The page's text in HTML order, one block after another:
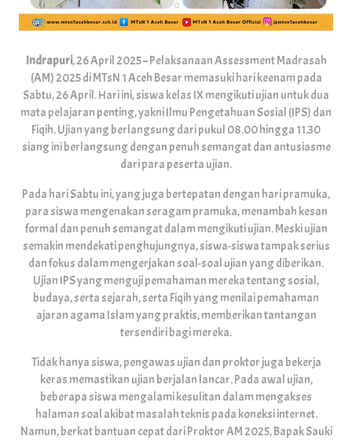
Indrapuri, 26 April 2025 – Pelaksanaan Assessment Madrasah
(AM) 2025 di MTsN 1 Aceh Besar memasuki hari keenam pada
Sabtu, 26 April. Hari ini, siswa kelas IX mengikuti ujian untuk dua
mata pelajaran penting, yakni Ilmu Pengetahuan Sosial (IPS) dan
Fiqih. Ujian yang berlangsung dari pukul 08.00 hingga 11.30
siang ini berlangsung dengan penuh semangat dan antusiasme
dari para peserta ujian.
Pada hari Sabtu ini, yang juga bertepatan dengan hari pramuka,
para siswa mengenakan seragam pramuka, menambah kesan
formal dan penuh semangat dalam mengikuti ujian. Meski ujian
semakin mendekati penghujungnya, siswa-siswa tampak serius
dan fokus dalam mengerjakan soal-soal ujian yang diberikan.
Ujian IPS yang menguji pemahaman mereka tentang sosial,
budaya, serta sejarah, serta Fiqih yang menilai pemahaman
ajaran agama Islam yang praktis, memberikan tantangan
tersendiri bagi mereka.
Tidak hanya siswa, pengawas ujian dan proktor juga bekerja
keras memastikan ujian berjalan lancar. Pada awal ujian,
beberapa siswa mengalami kesulitan dalam mengakses
halaman soal akibat masalah teknis pada koneksi internet.
Namun, berkat bantuan cepat dari Proktor AM 2025, Bapak Sauki